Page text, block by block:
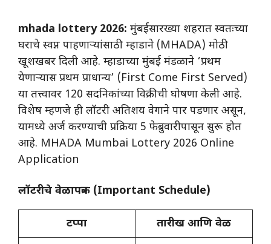
mhada lottery 2026: मुंबईसारख्या शहरात स्वतःच्या
घराचे स्वप्न पाहणाऱ्यांसाठी म्हाडाने (MHADA) मोठी
खूशखबर दिली आहे. म्हाडाच्या मुंबई मंडळाने ‘प्रथम
येणाऱ्यास प्रथम प्राधान्य’ (First Come First Served)
या तत्त्वावर 120 सदनिकांच्या विक्रीची घोषणा केली आहे.
विशेष म्हणजे ही लॉटरी अतिशय वेगाने पार पडणार असून,
यामध्ये अर्ज करण्याची प्रक्रिया 5 फेब्रुवारीपासून सुरू होत
आहे. MHADA Mumbai Lottery 2026 Online
Application
लॉटरीचे वेळापत्रक (Important Schedule)
टप्पा
तारीख आणि वेळ